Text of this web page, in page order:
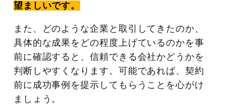
望ましいです。
また、どのような企業と取引してきたのか、
具体的な成果をどの程度上げているのかを事
前に確認すると、信頼できる会社かどうかを
判断しやすくなります。可能であれば、契約
前に成功事例を提示してもらうことを心がけ
ましょう。